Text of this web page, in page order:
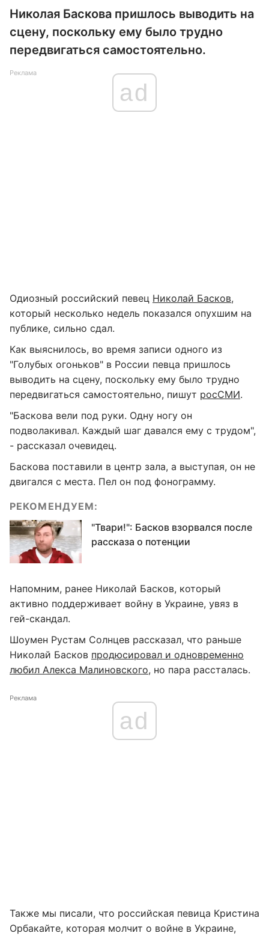
Николая Баскова пришлось выводить на
сцену, поскольку ему было трудно
передвигаться самостоятельно.
Реклама
ad
Одиозный российский певец Николай Басков,
который несколько недель показался опухшим на
публике, сильно сдал.
Как выяснилось, во время записи одного из
"Голубых огоньков" в России певца пришлось
выводить на сцену, поскольку ему было трудно
передвигаться самостоятельно, пишут росСМИ.
"Баскова вели под руки. Одну ногу он
подволакивал. Каждый шаг давался ему с трудом",
- рассказал очевидец.
Баскова поставили в центр зала, а выступая, он не
двигался с места. Пел он под фонограмму.
РЕКОМЕНДУЕМ:
"Твари!": Басков взорвался после
рассказа о потенции
Напомним, ранее Николай Басков, который
активно поддерживает войну в Украине, увяз в
гей-скандал.
Шоумен Рустам Солнцев рассказал, что раньше
Николай Басков продюсировал и одновременно
любил Алекса Малиновского, но пара рассталась.
Реклама
ad
Также мы писали, что российская певица Кристина
Орбакайте, которая молчит о войне в Украине,